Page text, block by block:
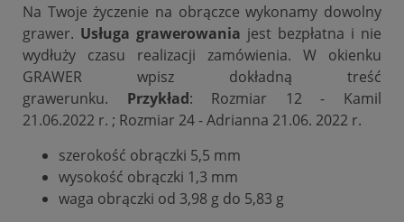
Na Twoje życzenie na obrączce wykonamy dowolny
grawer. Usługa grawerowania jest bezpłatna i nie
wydłuży czasu realizacji zamówienia. W okienku
GRAWER wpisz dokładną treść
grawerunku.
Przykład: Rozmiar 12 - Kamil
21.06.2022 r. ; Rozmiar 24 - Adrianna 21.06. 2022 r.
szerokość obrączki 5,5 mm
wysokość obrączki 1,3 mm
waga obrączki od 3,98 g do 5,83 g